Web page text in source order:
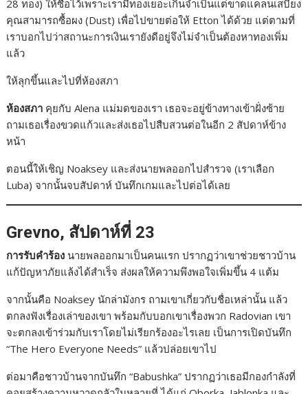
28 ทอง) ให้ซื้อไว้เพราะเรามีทองเยอะเกินจำเป็นแต่ขาดแคลนเสบียง
คุณสามารถซื้อผง (Dust) เพื่อไปขายต่อให้ Etton ได้ด้วย แต่ตามที่
เราบอกไปว่าสถานะการเงินเรายังดีอยู่จึงไม่จำเป็นต้องหาทองเพิ่ม
แล้ว
ให้ลุกขึ้นและไปที่ห้องสภา
ห้องสภา คุยกับ Alena แม่มดของเรา เธอจะอยู่ข้างทางเข้าฝั่งซ้าย
ถามเธอเรื่องขวดแก้วและส่งเธอไปสืบสวนต่อในอีก 2 สัปดาห์ข้าง
หน้า
ตอนนี้ให้เชิญ Noaksey และส่งนายพลออกไปสำรวจ (เราเลือก
Luba) จากนั้นจบสัปดาห์ บันทึกเกมและไปต่อได้เลย
Grevno, สัปดาห์ที่ 23
การรับคำร้อง นายพลออกมาเป็นคนแรก ปรากฏว่าเขาช่วยชาวบ้าน
แก้ปัญหาภัยแล้งได้สำเร็จ ส่งผลให้ความพึงพอใจเพิ่มขึ้น 4 แต้ม
จากนั้นคือ Noaksey นักล่ามังกร ถามเขาเกี่ยวกับชื่อเหล่านั้น แล้ว
ตกลงฟังเรื่องเล่าของเขา พร้อมกับบอกเขาเรื่องพวก Radovian เขา
จะตกลงเข้าร่วมกับเราโดยไม่เรียกร้องอะไรเลย เป็นการเปิดบันทึก
“The Hero Everyone Needs” แล้วปล่อยเขาไป
ต่อมาคือชาวบ้านจากบันทึก “Babushka” ปรากฏว่าเธอมีกองกำลังที่